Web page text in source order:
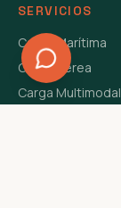
SERVICIOS
Carga Marítima
Carga Aérea
Carga Multimodal